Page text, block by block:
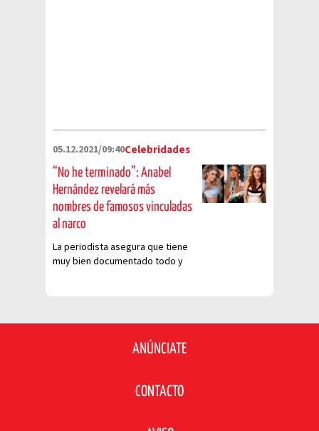
05.12.2021/09:40Celebridades
“No he terminado”: Anabel
Hernández revelará más
nombres de famosos vinculadas
al narco
La periodista asegura que tiene
muy bien documentado todo y
ANÚNCIATE
CONTACTO